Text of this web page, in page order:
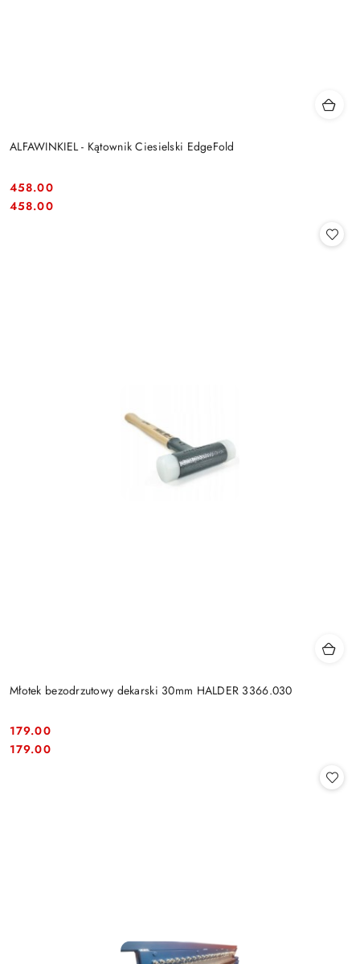
ALFAWINKIEL - Kątownik Ciesielski EdgeFold
Cena:
458.00
Cena:
458.00
Młotek bezodrzutowy dekarski 30mm HALDER 3366.030
Cena:
179.00
Cena:
179.00